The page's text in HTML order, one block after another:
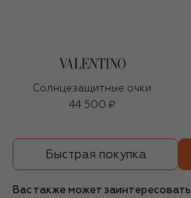
Солнцезащитные очки
44 500 ₽
Быстрая покупка
Вас также может заинтересовать